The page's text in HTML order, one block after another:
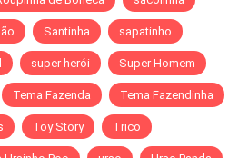
Santinha sapatinho
super herói Super Homem
Tema Fazenda Tema Fazendinha
Toy Story Trico